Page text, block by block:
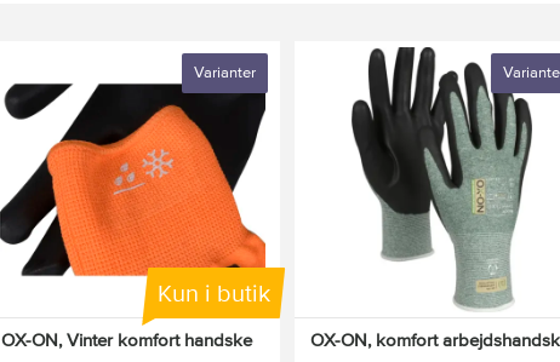
Varianter
Kun i butik
OX-ON, Vinter komfort handske OX-ON, komfort